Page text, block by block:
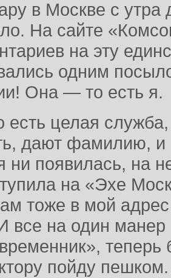
в Москве с утра
На сайте
на эту
одним
Она — то есть я.
есть целая
дают фамилию, и
появилась, на
на «Эхе
тоже в мой
все на один
пойду